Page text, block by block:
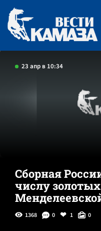
23 апр в 10:34
Сборная
числу
1368 0 1 0